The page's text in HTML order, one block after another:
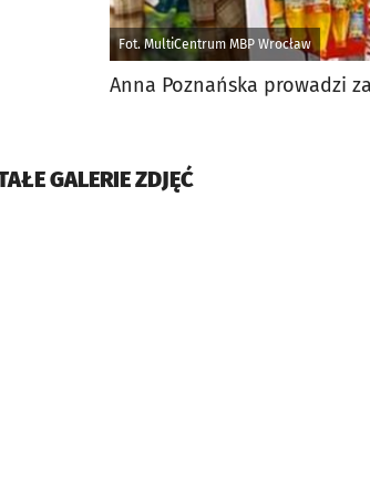
Fot. MultiCentrum MBP Wrocław
Anna Poznańska prowadzi
GALERIE ZDJĘĆ